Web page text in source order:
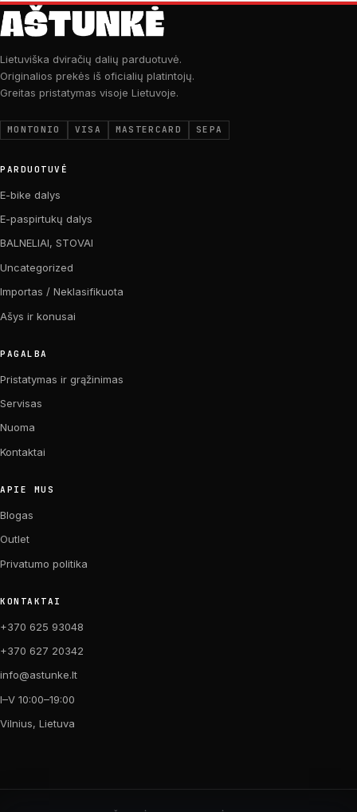
Lietuviška dviračių dalių parduotuvė.
Originalios prekės iš oficialių platintojų.
Greitas pristatymas visoje Lietuvoje.
MONTONIO VISA MASTERCARD SEPA
PARDUOTUVĖ
E-bike dalys
E-paspirtukų dalys
BALNELIAI, STOVAI
Uncategorized
Importas / Neklasifikuota
Ašys ir konusai
PAGALBA
Pristatymas ir grąžinimas
Servisas
Nuoma
Kontaktai
APIE MUS
Blogas
Outlet
Privatumo politika
KONTAKTAI
+370 625 93048
+370 627 20342
info@astunke.lt
I–V 10:00–19:00
Vilnius, Lietuva